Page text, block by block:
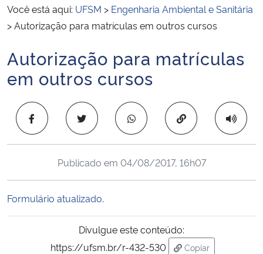
Ministério das Relações Exteriores
Ministério da Infraestrutura
Ministério da Educação
Ministério da Cidadania
Você está aqui: UFSM > Engenharia Ambiental e Sanitária
>Autorização para matrículas em outros cursos
Início do conteúdo
Autorização para matrículas
em outros cursos
Copiar para área
Publicado em 04/08/2017, 16h07
Formulário atualizado.
Divulgue este conteúdo:
https://ufsm.br/r-432-530
Copiar